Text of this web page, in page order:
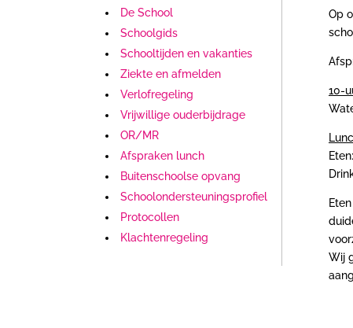
De School
Schoolgids
Schooltijden en vakanties
Ziekte en afmelden
Verlofregeling
Vrijwillige ouderbijdrage
OR/MR
Afspraken lunch
Buitenschoolse opvang
Schoolondersteuningsprofiel
Protocollen
Klachtenregeling
Op
10-
Wij